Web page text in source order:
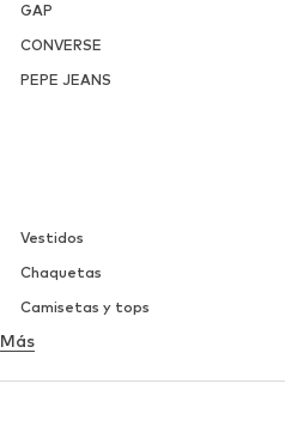
GAP
CONVERSE
PEPE JEANS
Vestidos
Chaquetas
Camisetas y tops
Ropa interior
Blusas y camisas
Más